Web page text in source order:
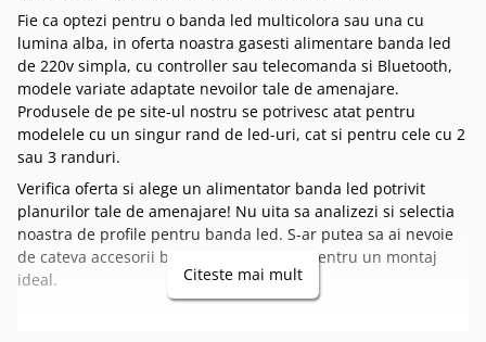
Fie ca optezi pentru o banda led multicolora sau una cu
lumina alba, in oferta noastra gasesti alimentare banda led
de 220v simpla, cu controller sau telecomanda si Bluetooth,
modele variate adaptate nevoilor tale de amenajare.
Produsele de pe site-ul nostru se potrivesc atat pentru
modelele cu un singur rand de led-uri, cat si pentru cele cu 2
sau 3 randuri.
Verifica oferta si alege un alimentator banda led potrivit
planurilor tale de amenajare! Nu uita sa analizezi si selectia
noastra de profile pentru banda led. S-ar putea sa ai nevoie
de cateva accesorii banda led
necesare pentru un montaj
ideal.
Citeste mai mult